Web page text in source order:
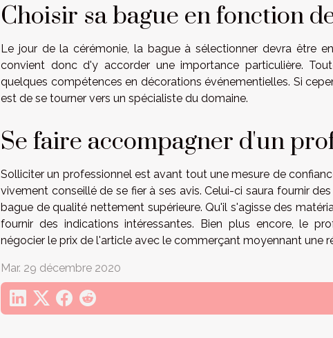
Choisir sa bague en fonction
Le jour de la cérémonie, la bague à sélectionner devra être
convient donc d'y accorder une importance particulière.
quelques compétences en décorations événementielles. Si
est de se tourner vers un spécialiste du domaine.
Se faire accompagner d'un
Solliciter un professionnel est avant tout une mesure de
vivement conseillé de se fier à ses avis. Celui-ci saura fournir
bague de qualité nettement supérieure. Qu'il s'agisse des
fournir des indications intéressantes. Bien plus encore, le
négocier le prix de l'article avec le commerçant moyennant une
Mar. 29 décembre 2020